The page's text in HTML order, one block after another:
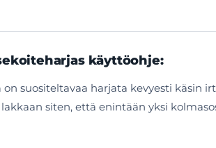
käyttöohje:
suositeltavaa harjata kevyesti käsin
siten, että enintään yksi